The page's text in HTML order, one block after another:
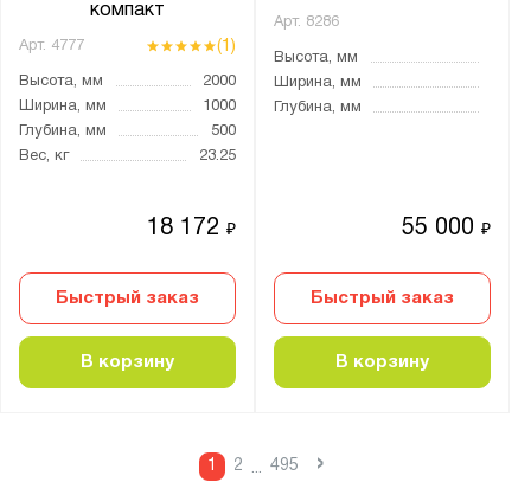
компакт
Арт. 4777 (1)
Высота, мм
2000
Ширина, мм
1000
Глубина, мм
500
Вес, кг
23.25
18 172₽
Быстрый заказ
В корзину
Арт. 8286
Высота, мм
Ширина, мм
Глубина, мм
55 000₽
Быстрый заказ
В корзину
1 2 ... 495 ›